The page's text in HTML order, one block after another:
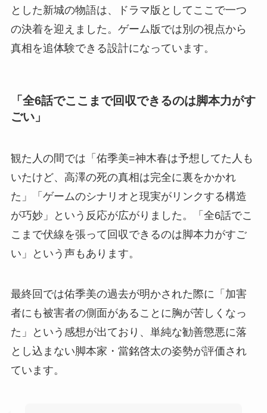
とした新城の物語は、ドラマ版としてここで一つ
の決着を迎えました。ゲーム版では別の視点から
真相を追体験できる設計になっています。
「全6話でここまで回収できるのは脚本力がす
ごい」
観た人の間では「佑季美=神木春は予想してた人も
いたけど、高澤の死の真相は完全に裏をかかれ
た」「ゲームのシナリオと現実がリンクする構造
が巧妙」という反応が広がりました。「全6話でこ
こまで伏線を張って回収できるのは脚本力がすご
い」という声もあります。
最終回では佑季美の過去が明かされた際に「加害
者にも被害者の側面があることに胸が苦しくなっ
た」という感想が出ており、単純な勧善懲悪に落
とし込まない脚本家・當銘啓太の姿勢が評価され
ています。